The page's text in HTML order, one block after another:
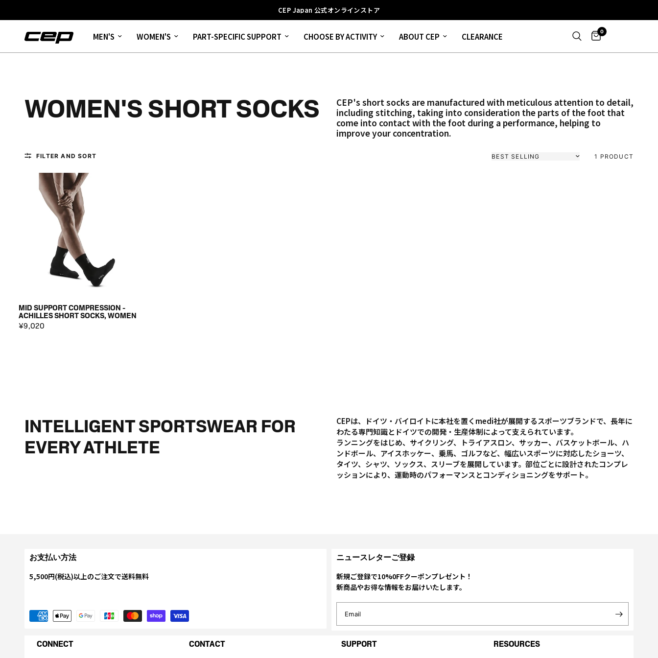
CEP Japan 公式オンラインストア
MEN'S WOMEN'S PART-SPECIFIC SUPPORT CHOOSE BY ACTIVITY ABOUT CEP CLEARANCE 0
WOMEN'S SHORT SOCKS
CEP's short socks are manufactured with meticulous attention to detail,
including stitching, taking into consideration the parts of the foot that
come into contact with the foot during a performance, helping to
improve your concentration.
FILTER AND SORT Sort by 1 PRODUCT
MID SUPPORT COMPRESSION -
ACHILLES SHORT SOCKS, WOMEN
¥9,020
INTELLIGENT SPORTSWEAR FOR
EVERY ATHLETE
CEPは、ドイツ・バイロイトに本社を置くmedi社が展開するスポーツブランドで、長年に
わたる専門知識とドイツでの開発・生産体制によって支えられています。
ランニングをはじめ、サイクリング、トライアスロン、サッカー、バスケットボール、ハ
ンドボール、アイスホッケー、乗馬、ゴルフなど、幅広いスポーツに対応したショーツ、
タイツ、シャツ、ソックス、スリーブを展開しています。部位ごとに設計されたコンプレ
ッションにより、運動時のパフォーマンスとコンディショニングをサポート。
お支払い方法
5,500円(税込)以上のご注文で送料無料
ニュースレターご登録
新規ご登録で10%0FFクーポンプレゼント！
新商品やお得な情報をお届けいたします。
Email
CONNECT CONTACT SUPPORT RESOURCES